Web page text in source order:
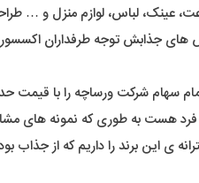
عینک، لباس، لوازم منزل و …
هست به طوری که نمونه های
ی این برند را داریم که از جذاب